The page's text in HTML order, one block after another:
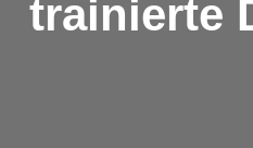
trainierte